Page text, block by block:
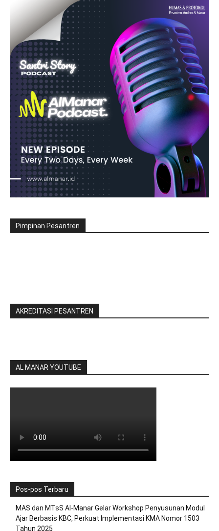
Pimpinan Pesantren
AKREDITASI PESANTREN
AL MANAR YOUTUBE
Pos-pos Terbaru
MAS dan MTsS Al-Manar Gelar Workshop Penyusunan Modul
Ajar Berbasis KBC, Perkuat Implementasi KMA Nomor 1503
Tahun 2025